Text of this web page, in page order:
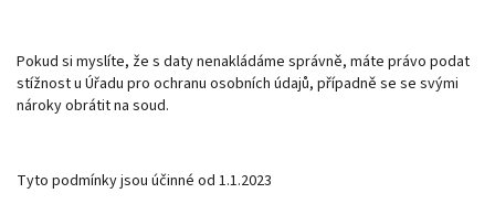
Pokud si myslíte, že s daty nenakládáme správně, máte právo podat
stížnost u Úřadu pro ochranu osobních údajů, případně se se svými
nároky obrátit na soud.
Tyto podmínky jsou účinné od 1.1.2023